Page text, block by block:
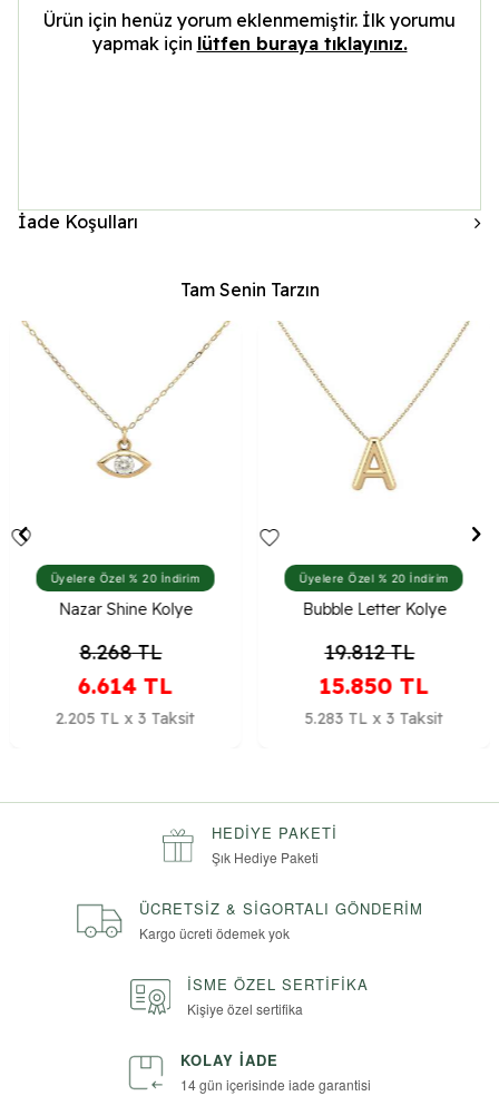
Ürün için henüz yorum eklenmemiştir. İlk yorumu
yapmak için lütfen buraya tıklayınız.
İade Koşulları
Tam Senin Tarzın
Üyelere Özel % 20 İndirim
Nazar Shine Kolye
8.268TL
6.614TL
2.205 TL x 3 Taksit
Üyelere Özel % 20 İndirim
Bubble Letter Kolye
19.812TL
15.850 TL
5.283 TL x 3 Taksit
HEDIYE PAKETI
Şık Hediye Paketi
ÜCRETSIZ & SIGORTALI GÖNDERIM
Kargo ücreti ödemek yok
İSME ÖZEL SERTIFIKA
Kişiye özel sertifika
KOLAY İADE
14 gün içerisinde iade garantisi